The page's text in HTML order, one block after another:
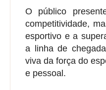
O público
competitividade,
esportivo e a
a linha de
viva da força do
e pessoal.